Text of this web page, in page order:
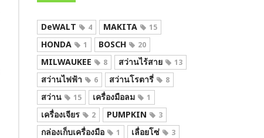
DeWALT 4 MAKITA 15
HONDA 1 BOSCH 20
MILWAUKEE 8 สว่านไร้สาย 13
สว่านไฟฟ้า 6 สว่านโรตารี่ 8
สว่าน 15 เครื่องมือลม 1
เครื่องเจียร 2 PUMPKIN 3
กล่องเก็บเครื่องมือ 1 เลื่อยโซ่ 3